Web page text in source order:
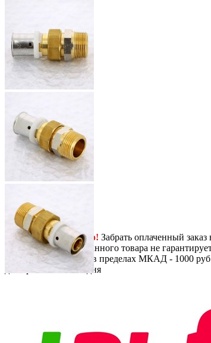
+
1413руб. / шт.
В корзину
СамовывозБесплатно! Забрать оплаченный
заказа, наличие заказанного товара не
ДоставкаПо Москве в пределах МКАД - 1000 руб.
до перевозчика. 1-2 дня